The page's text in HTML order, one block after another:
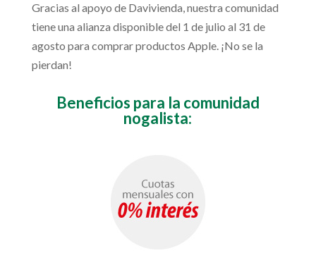
Gracias al apoyo de Davivienda, nuestra comunidad
tiene una alianza disponible del 1 de julio al 31 de
agosto para comprar productos Apple. ¡No se la
pierdan!
Beneficios para la comunidad
nogalista: